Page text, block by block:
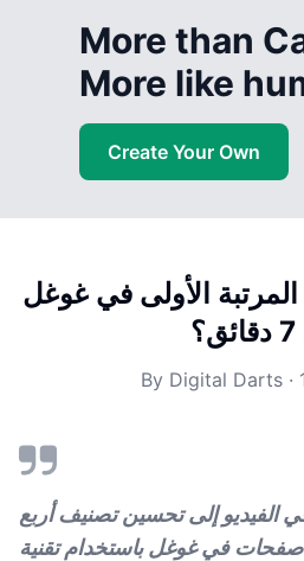
More than
More like
Create Your Own
الأولى في غوغل
By Digital Darts ·
إلى تحسين تصنيف أربع
صفحات في غوغل باستخدام تقنية SEO مبتدئة، وعندما لا